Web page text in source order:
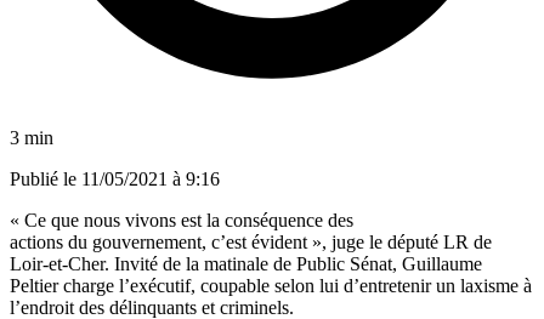
3 min
Publié le 11/05/2021 à 9:16
« Ce que nous vivons est la conséquence des
actions du gouvernement, c’est évident », juge le député LR de
Loir-et-Cher. Invité de la matinale de Public Sénat, Guillaume
Peltier charge l’exécutif, coupable selon lui d’entretenir un laxisme à
l’endroit des délinquants et criminels.